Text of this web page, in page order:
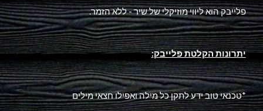
.פלייבק הוא ליווי מוזיקלי של שיר - ללא הזמר
:יתרונות הקלטת פלייבק
טכנאי טוב ידע לתקן כל מילה ואפילו חצאי מילים*